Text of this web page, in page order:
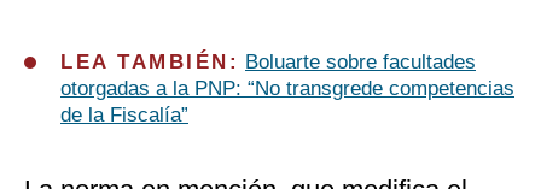
LEA TAMBIÉN:
Boluarte sobre facultades
otorgadas a la PNP: “No transgrede competencias
de la Fiscalía”